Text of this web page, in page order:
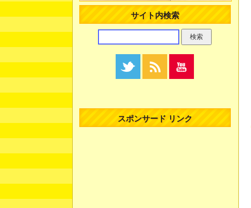
サイト内検索
スポンサード リンク